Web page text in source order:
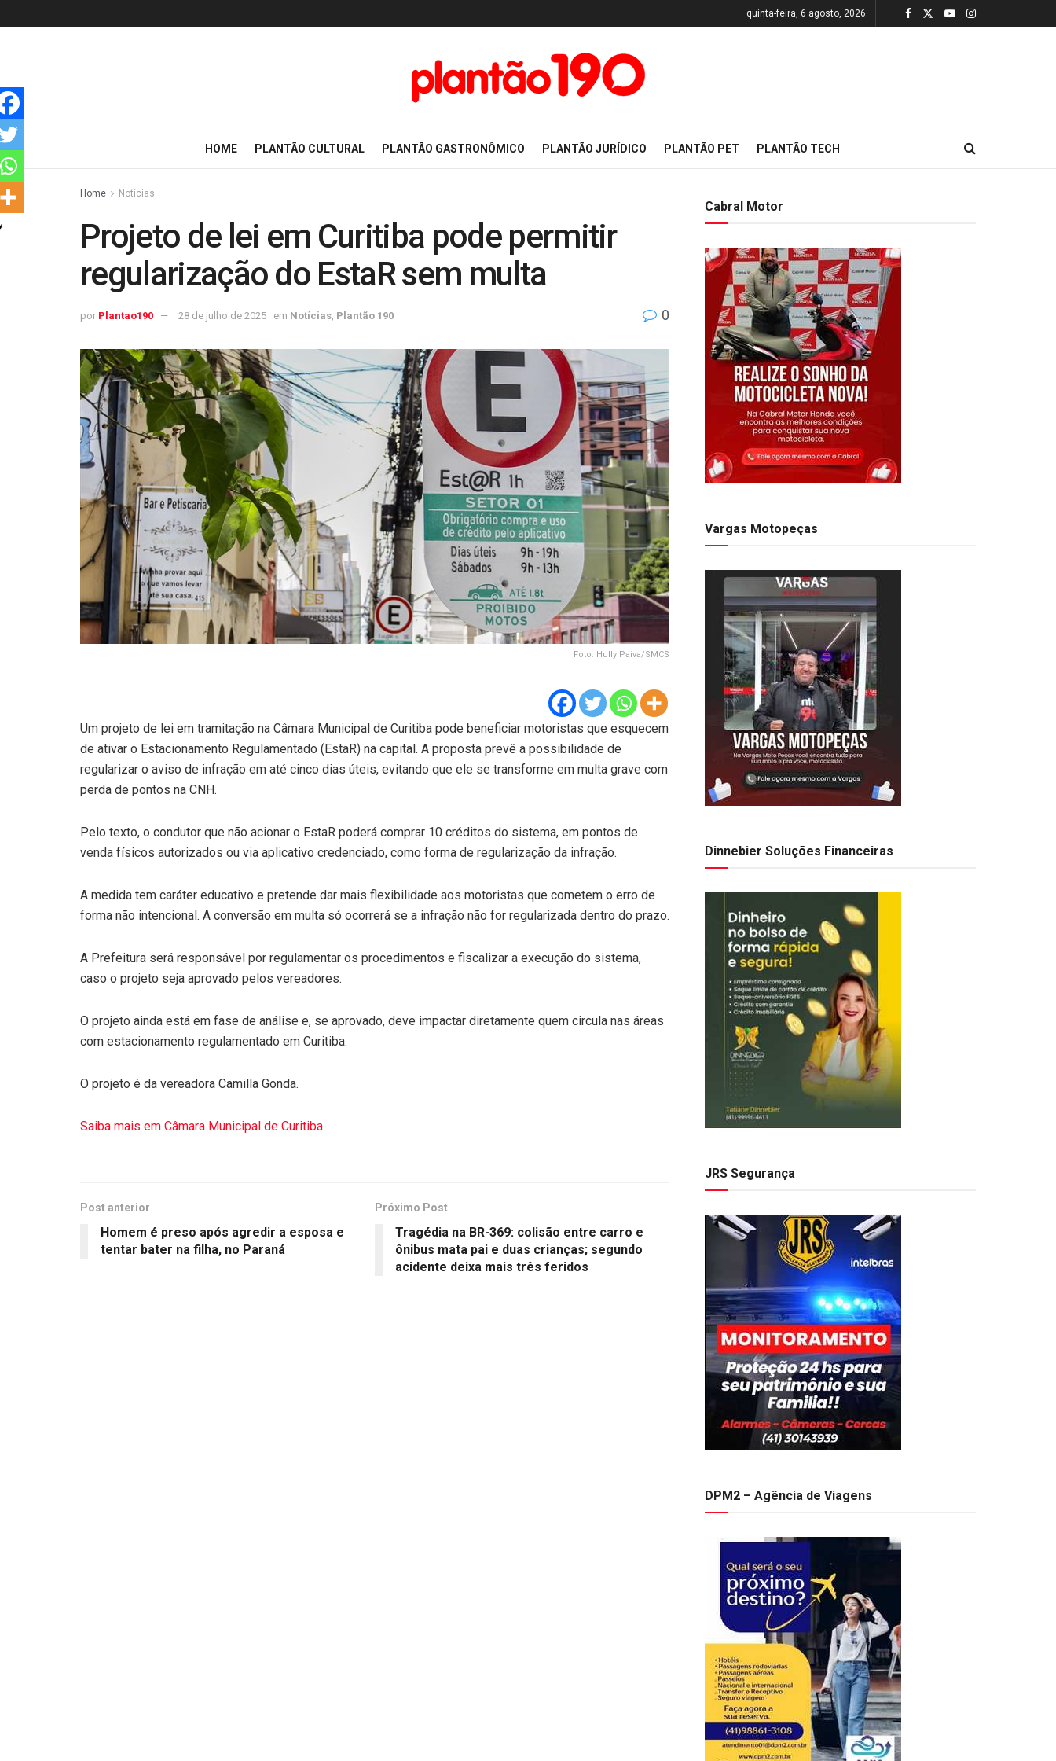
quinta-feira, 6 agosto, 2026
HOME PLANTÃO CULTURAL PLANTÃO GASTRONÔMICO PLANTÃO JURÍDICO PLANTÃO PET PLANTÃO TECH
Home Notícias
Projeto de lei em Curitiba pode permitir
regularização do EstaR sem multa
por Plantao190 28 de julho de 2025 em Notícias Plantão 190 0
Foto: Hully Paiva/SMCS
Um projeto de lei em tramitação na Câmara Municipal de Curitiba pode beneficiar motoristas que esquecem
de ativar o Estacionamento Regulamentado (EstaR) na capital. A proposta prevê a possibilidade de
regularizar o aviso de infração em até cinco dias úteis, evitando que ele se transforme em multa grave com
perda de pontos na CNH.
Pelo texto, o condutor que não acionar o EstaR poderá comprar 10 créditos do sistema, em pontos de
venda físicos autorizados ou via aplicativo credenciado, como forma de regularização da infração.
A medida tem caráter educativo e pretende dar mais flexibilidade aos motoristas que cometem o erro de
forma não intencional. A conversão em multa só ocorrerá se a infração não for regularizada dentro do prazo.
A Prefeitura será responsável por regulamentar os procedimentos e fiscalizar a execução do sistema,
caso o projeto seja aprovado pelos vereadores.
O projeto ainda está em fase de análise e, se aprovado, deve impactar diretamente quem circula nas áreas
com estacionamento regulamentado em Curitiba.
O projeto é da vereadora Camilla Gonda.
Saiba mais em Câmara Municipal de Curitiba
Post anterior
Homem é preso após agredir a esposa e
tentar bater na filha, no Paraná
Próximo Post
Tragédia na BR-369: colisão entre carro e
ônibus mata pai e duas crianças; segundo
acidente deixa mais três feridos
Cabral Motor
Vargas Motopeças
Dinnebier Soluções Financeiras
JRS Segurança
DPM2 – Agência de Viagens